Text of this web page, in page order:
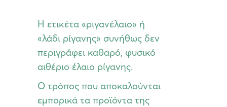
Η ετικέτα «ριγανέλαιο» ή
«λάδι ρίγανης» συνήθως δεν
περιγράφει καθαρό, φυσικό
αιθέριο έλαιο ρίγανης.
Ο τρόπος που αποκαλούνται
εμπορικά τα προϊόντα της